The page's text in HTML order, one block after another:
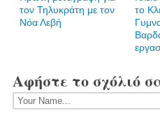
τον Τηλυκράτη με τον
Νόα Λεβή
το
Αφήστε το σχόλιό